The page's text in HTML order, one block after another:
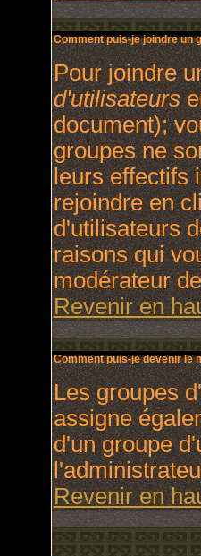
Comment puis-je joindre un
Pour joindre
d'utilisateurs
document);
groupes ne
leurs effectifs
rejoindre en
d'utilisateurs
raisons qui
modérateur
Revenir en
Comment puis-je devenir le
Les groupes
assigne
d'un groupe
Revenir en